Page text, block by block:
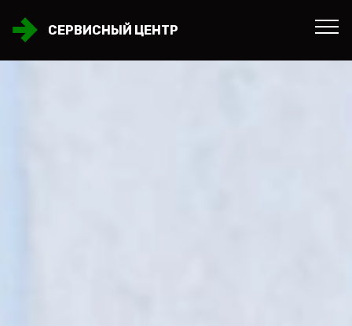
СЕРВИСНЫЙ ЦЕНТР